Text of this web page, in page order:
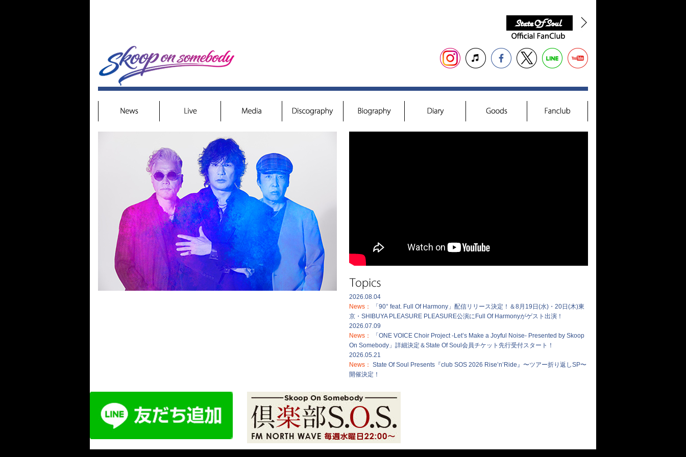
2026.08.04
News：
「90° feat. Full Of Harmony」配信リリース決定！＆8月19日(水)・20日(木)東
京・SHIBUYA PLEASURE PLEASURE公演にFull Of Harmonyがゲスト出演！
2026.07.09
News：
「ONE VOICE Choir Project -Let’s Make a Joyful Noise- Presented by Skoop
On Somebody」詳細決定＆State Of Soul会員チケット先行受付スタート！
2026.05.21
News： State Of Soul Presents『club SOS 2026 Rise’n’Ride』〜ツアー折り返しSP〜
開催決定！